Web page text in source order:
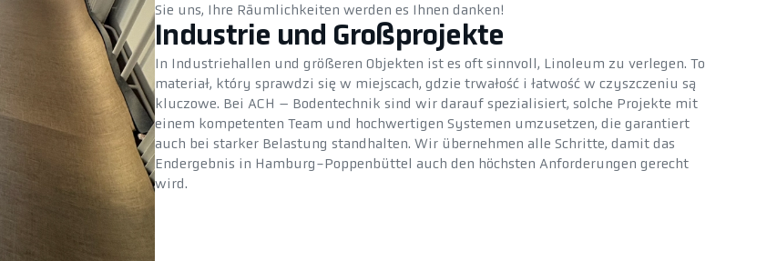
Sie uns, Ihre Räumlichkeiten werden es Ihnen danken!
Industrie und Großprojekte
In Industriehallen und größeren Objekten ist es oft sinnvoll, Linoleum zu verlegen. To
materiał, który sprawdzi się w miejscach, gdzie trwałość i łatwość w czyszczeniu są
kluczowe. Bei ACH – Bodentechnik sind wir darauf spezialisiert, solche Projekte mit
einem kompetenten Team und hochwertigen Systemen umzusetzen, die garantiert
auch bei starker Belastung standhalten. Wir übernehmen alle Schritte, damit das
Endergebnis in Hamburg-Poppenbüttel auch den höchsten Anforderungen gerecht
wird.